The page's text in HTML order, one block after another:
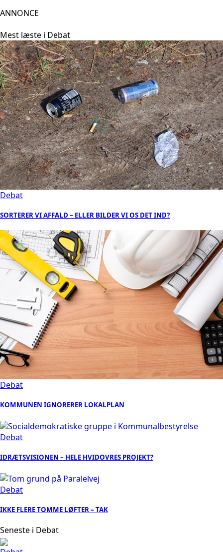
ANNONCE
Mest læste i Debat
Debat
SORTERER VI AFFALD – ELLER BILDER VI OS DET IND?
Debat
KOMMUNEN IGNORERER LOKALPLAN
Debat
IDRÆTSVISIONEN – HELE HVIDOVRES PROJEKT?
Debat
IKKE FLERE TOMME LØFTER – TAK
Seneste i Debat